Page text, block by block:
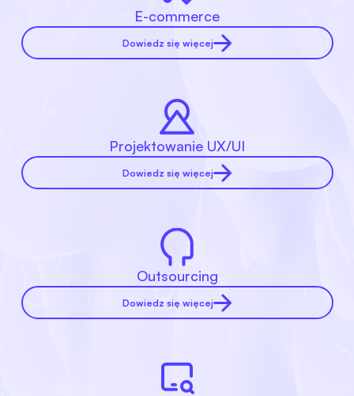
E-commerce
Dowiedz się więcej
Projektowanie UX/UI
Dowiedz się więcej
Outsourcing
Dowiedz się więcej